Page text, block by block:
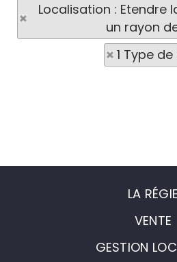
Localisation : Etendre
un rayon
1 Type
LA RÉGIE
VENTE
GESTION